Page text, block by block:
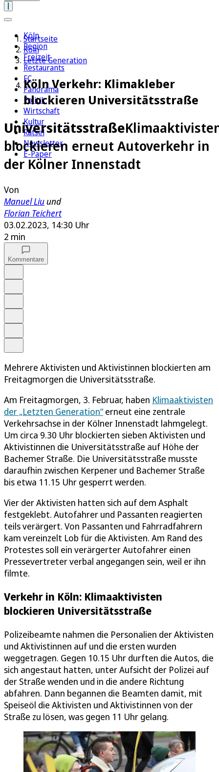
Köln
Region
Freizeit
Restaurants
FC
Panorama
Politik
Wirtschaft
Kultur
Rätsel
Newsletter
E-Paper
Startseite
Köln
Letzte Generation
Köln Verkehr: Klimakleber
blockieren Universitätsstraße
Universitätsstraße
blockieren erneut Autoverkehr in
der Kölner Innenstadt
Von
Manuel Liu und
Florian Teichert
03.02.2023, 14:30 Uhr
2 min
Kommentare
Mehrere Aktivisten und Aktivistinnen blockierten am
Freitagmorgen die Universitätsstraße.
Am Freitagmorgen, 3. Februar, haben Klimaaktivisten
der „Letzten Generation“ erneut eine zentrale
Verkehrsachse in der Kölner Innenstadt lahmgelegt.
Um circa 9.30 Uhr blockierten sieben Aktivisten und
Aktivistinnen die Universitätsstraße auf Höhe der
Bachemer Straße. Die Universitätsstraße musste
daraufhin zwischen Kerpener und Bachemer Straße
bis etwa 11.15 Uhr gesperrt werden.
Vier der Aktivisten hatten sich auf dem Asphalt
festgeklebt. Autofahrer und Passanten reagierten
teils verärgert. Von Passanten und Fahrradfahrern
kam vereinzelt Lob für die Aktivisten. Am Rand des
Protestes soll ein verärgerter Autofahrer einen
Pressevertreter verbal angegangen sein, weil er ihn
filmte.
Verkehr in Köln: Klimaaktivisten
blockieren Universitätsstraße
Polizeibeamte nahmen die Personalien der Aktivisten
und Aktivistinnen auf und die ersten wurden
weggetragen. Gegen 10.15 Uhr durften die Autos, die
sich angestaut hatten, unter Aufsicht der Polizei auf
der Straße wenden und in die andere Richtung
abfahren. Dann begannen die Beamten damit, mit
Speiseöl die Aktivisten und Aktivistinnen von der
Straße zu lösen, was gegen 11 Uhr gelang.